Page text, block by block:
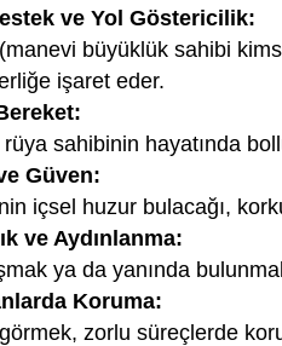
ve Yol Göstericilik:
büyüklük sahibi
işaret eder.
sahibinin hayatında
Güven:
içsel huzur bulacağı,
ve Aydınlanma:
ya da yanında
Koruma:
zorlu süreçlerde